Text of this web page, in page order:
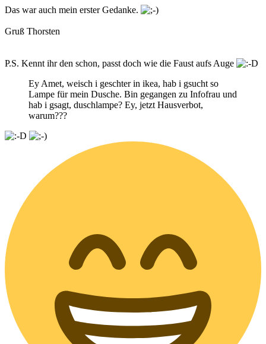
Das war auch mein erster Gedanke.
Gruß Thorsten
P.S. Kennt ihr den schon, passt doch wie die Faust aufs Auge
Ey Amet, weisch i geschter in ikea, hab i gsucht so
Lampe für mein Dusche. Bin gegangen zu Infofrau und
hab i gsagt, duschlampe? Ey, jetzt Hausverbot,
warum???